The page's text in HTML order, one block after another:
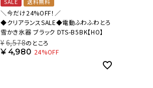
＼今だけ24%OFF！／
◆クリアランスSALE◆電動ふわふわとろ
雪かき氷器 ブラック DTS-B5BK【HO】
¥6,578のところ
¥4,980 24%OFF